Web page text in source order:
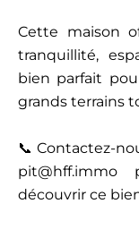
Cette maison
tranquillité,
bien parfait
grands terrains
📞 Contactez-
découvrir ce